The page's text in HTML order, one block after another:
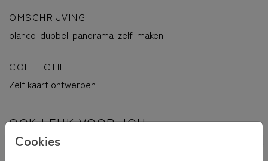
Cookies
OMSCHRIJVING
blanco-dubbel-panorama-zelf-maken
COLLECTIE
Zelf kaart ontwerpen
OOK LEUK VOOR JOU